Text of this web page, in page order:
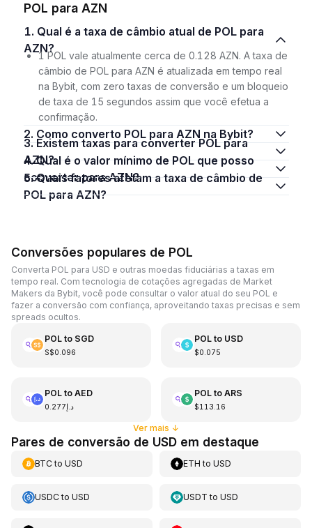
POL para AZN
1. Qual é a taxa de câmbio atual de POL para
AZN?
1 POL vale atualmente cerca de 0.128 AZN. A taxa de
câmbio de POL para AZN é atualizada em tempo real
na Bybit, com zero taxas de conversão e um bloqueio
de taxa de 15 segundos assim que você efetua a
confirmação.
2. Como converto POL para AZN na Bybit?
3. Existem taxas para converter POL para
AZN?
4. Qual é o valor mínimo de POL que posso
converter para AZN?
5. Quais fatores afetam a taxa de câmbio de
POL para AZN?
Conversões populares de POL
Converta POL para USD e outras moedas fiduciárias a taxas em
tempo real. Com tecnologia de cotações agregadas de Market
Makers da Bybit, você pode consultar o valor atual do seu POL e
fazer a conversão com confiança, aproveitando taxas precisas e sem
spreads ocultos.
POLto SGD
S$0.096
POLto USD
$0.075
POLto AED
د.إ0.277
POLto ARS
$113.16
Ver mais ↓
Pares de conversão de USD em destaque
BTCto USD ETH toUSD
USDCto USD USDT toUSD